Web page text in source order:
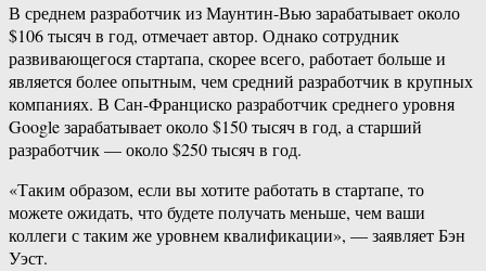
В среднем разработчик из Маунтин-Вью зарабатывает около
$106 тысяч в год, отмечает автор. Однако сотрудник
развивающегося стартапа, скорее всего, работает больше и
является более опытным, чем средний разработчик в крупных
компаниях. В Сан-Франциско разработчик среднего уровня
Google зарабатывает около $150 тысяч в год, а старший
разработчик — около $250 тысяч в год.
«Таким образом, если вы хотите работать в стартапе, то
можете ожидать, что будете получать меньше, чем ваши
коллеги с таким же уровнем квалификации», — заявляет Бэн
Уэст.